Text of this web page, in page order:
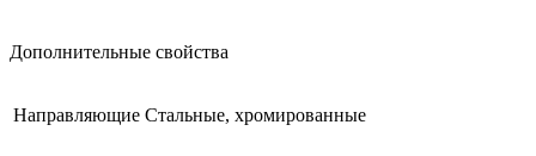
Дополнительные свойства
Направляющие Стальные, хромированные